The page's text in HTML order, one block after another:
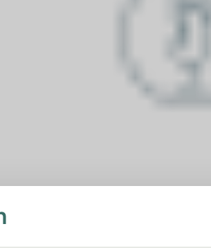
bis der Drink richtig
und einer